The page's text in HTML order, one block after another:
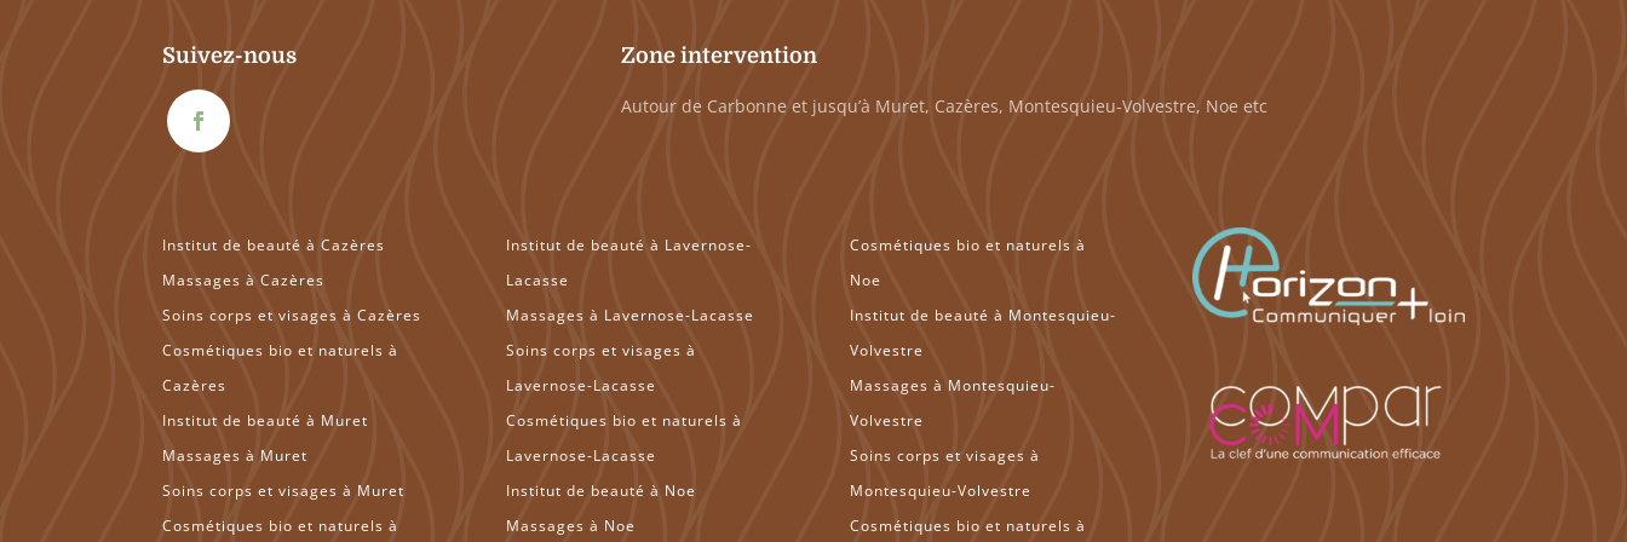
Suivez-nous Zone intervention
Autour de Carbonne et jusqu’à Muret, Cazères, Montesquieu-Volvestre, Noe etc
Institut de beauté à Cazères
Massages à Cazères
Soins corps et visages à Cazères
Cosmétiques bio et naturels à
Cazères
Institut de beauté à Muret
Massages à Muret
Soins corps et visages à Muret
Cosmétiques bio et naturels à
Institut de beauté à Lavernose-
Lacasse
Massages à Lavernose-Lacasse
Soins corps et visages à
Lavernose-Lacasse
Cosmétiques bio et naturels à
Lavernose-Lacasse
Institut de beauté à Noe
Massages à Noe
Cosmétiques bio et naturels à
Noe
Institut de beauté à Montesquieu-
Volvestre
Massages à Montesquieu-
Volvestre
Soins corps et visages à
Montesquieu-Volvestre
Cosmétiques bio et naturels à